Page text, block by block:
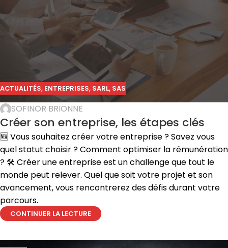
ACTUALITÉS, ENTREPRISES, SARL, SAS
SOFINOR BRIONNE
Créer son entreprise, les étapes clés
🆕 Vous souhaitez créer votre entreprise ? Savez vous
quel statut choisir ? Comment optimiser la rémunération
? 🛠️ Créer une entreprise est un challenge que tout le
monde peut relever. Quel que soit votre projet et son
avancement, vous rencontrerez des défis durant votre
parcours.
CONTINUER LA LECTURE